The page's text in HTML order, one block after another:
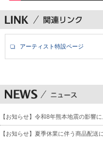
アーティスト特設ページ
【お知らせ】令和8年熊本地震の影響
【お知らせ】夏季休業に伴う商品配送